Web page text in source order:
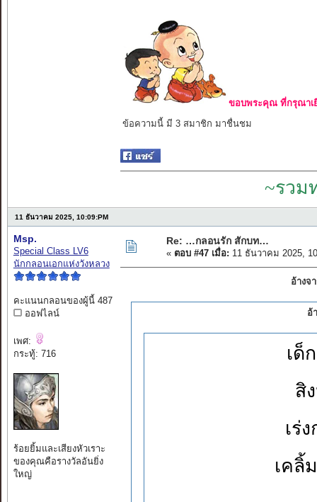
ขอบพระคุณ ที่กรุณาเ
ข้อความนี้ มี 3 สมาชิก มาชื่นชม
~รวม
11 ธันวาคม 2025, 10:09:PM
Msp.
Special Class LV6
นักกลอนเอกแห่งวังหลวง
คะแนนกลอนของผู้นี้ 487
ออฟไลน์
เพศ:
กระทู้: 716
ร้อยยิ้มและเสียงหัวเราะ
ของคุณคือรางวัลอันยิ่ง
ใหญ่
Re: …กลอนรัก สักบท…
« ตอบ #47 เมื่อ: 11 ธันวาคม 2025,
อ้างจ
อ้
เด็
สิ
เร่
เคลิ้